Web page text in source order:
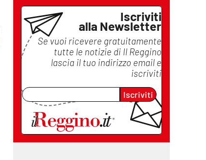
Iscriviti
alla Newsletter
Se vuoi ricevere gratuitamente
tutte le notizie di Il Reggino
lascia il tuo indirizzo email e
iscriviti
Iscriviti